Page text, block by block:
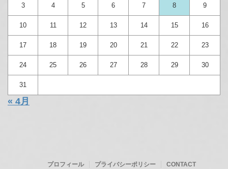
3 4 5 6 7 8 9
10 11 12 13 14 15 16
17 18 19 20 21 22 23
24 25 26 27 28 29 30
31
« 4月
プロフィール プライバシーポリシー CONTACT